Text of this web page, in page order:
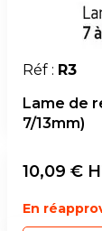
Réf : R3
Lame de
7/13mm)
10,09 €
En